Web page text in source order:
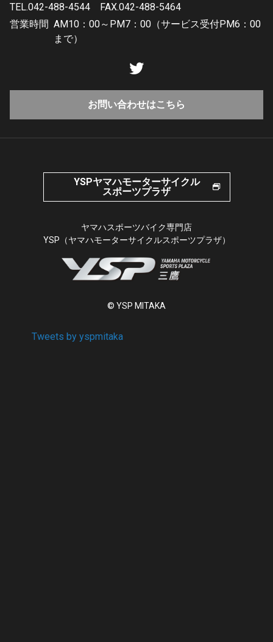
TEL.042-488-4544
FAX.042-488-5464
営業時間 AM10：00～PM7：00（サービス受付PM6：00
まで）
お問い合わせはこちら
YSPヤマハモーターサイクル
スポーツプラザ
ヤマハスポーツバイク専門店
YSP（ヤマハモーターサイクルスポーツプラザ）
© YSP MITAKA
Tweets by yspmitaka